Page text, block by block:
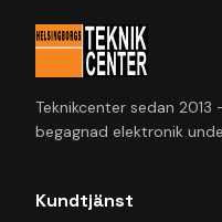
Teknikcenter sedan
begagnad elektronik
Kundtjänst